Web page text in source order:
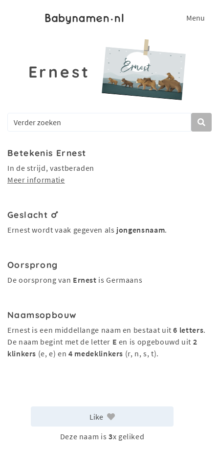
Menu
Ernest
Betekenis Ernest
In de strijd, vastberaden
Meer informatie
Geslacht
Ernest wordt vaak gegeven als jongensnaam.
Oorsprong
De oorsprong van Ernest is Germaans
Naamsopbouw
Ernest is een middellange naam en bestaat uit6 letters.
De naam begint met de letter E en is opgebouwd uit 2
klinkers (e, e) en4 medeklinkers (r, n, s, t).
Like
Deze naam is 3x geliked